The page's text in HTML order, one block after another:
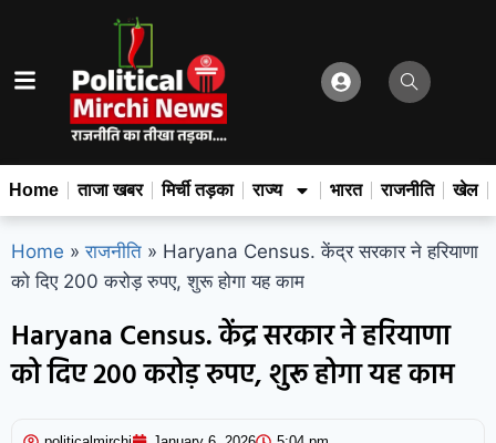
Home ताजा खबर मिर्ची तड़का राज्य भारत राजनीति खेल
Home » राजनीति » Haryana Census. केंद्र सरकार ने हरियाणा
को दिए 200 करोड़ रुपए, शुरू होगा यह काम
Haryana Census. केंद्र सरकार ने हरियाणा
को दिए 200 करोड़ रुपए, शुरू होगा यह काम